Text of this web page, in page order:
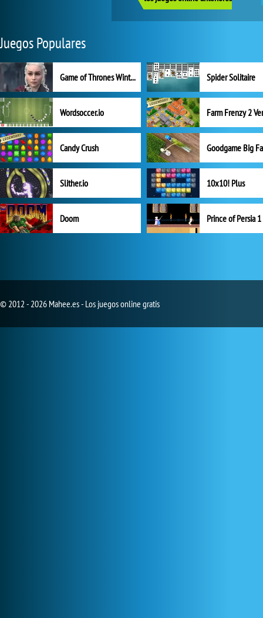
Juegos Populares
Game of Thrones Winter is Coming Spider Solitaire
Wordsoccer.io
Candy Crush Goodgame Big
Slither.io 10x10! Plus
Doom Prince of Persia 1
© 2012 - 2026 Mahee.es - Los juegos online gratis